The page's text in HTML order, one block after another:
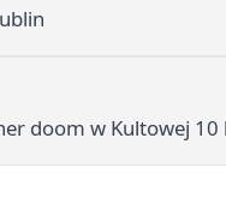
doom w Kultowej